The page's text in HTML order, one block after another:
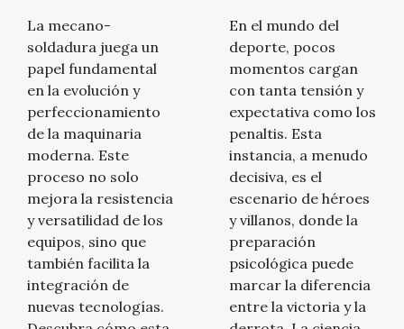
maquinaria?
La mecano-
soldadura juega un
papel fundamental
en la evolución y
perfeccionamiento
de la maquinaria
moderna. Este
proceso no solo
mejora la resistencia
y versatilidad de los
equipos, sino que
también facilita la
integración de
nuevas tecnologías.
ciencia
deportiva?
En el mundo del
deporte, pocos
momentos cargan
con tanta tensión y
expectativa como los
penaltis. Esta
instancia, a menudo
decisiva, es el
escenario de héroes
y villanos, donde la
preparación
psicológica puede
marcar la diferencia
entre la victoria y la